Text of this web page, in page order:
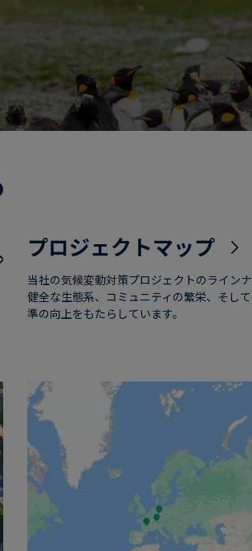
プロジェクトマップ
当社の気候変動対策プロジェクトのライン
健全な生態系、コミュニティの繁栄、そし
準の向上をもたらしています。